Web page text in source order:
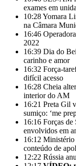
exames em
10:28Yomara
na Câmara
16:46
2022
16:39 Dia do
carinho e amor
16:32 Força-
difícil acesso
16:28 Cheia
interior do AM
16:21 Preta Gil
sumiço: ‘me
16:16 Forças de
envolvidos em
16:12 Ministério
conteúdo de
12:22 Rússia